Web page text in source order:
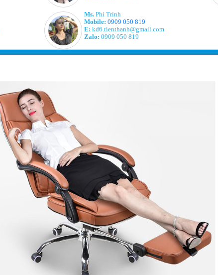
Ms.Phi Trinh
Mobile: 0909 050 819
E: kd6.tienthanh@gmail.com
Zalo: 0909 050 819